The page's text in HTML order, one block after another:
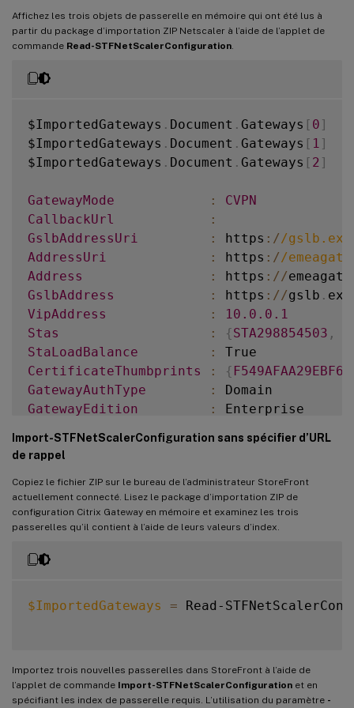
Affichez les trois objets de passerelle en mémoire qui ont été lus à
partir du package d’importation ZIP Netscaler à l’aide de l’applet de
commande Read-STFNetScalerConfiguration
$ImportedGateways . Document . Gateways [ 0 ]
$ImportedGateways . Document . Gateways [ 1 ]
$ImportedGateways . Document . Gateways [ 2 ]
GatewayMode :
CVPN
CallbackUrl
:
GslbAddressUri
: https : / /
AddressUri
: https : / /
Address
: https : / /
GslbAddress
: https : / /gslb .
VipAddress
: 10.0 .0 .1
Stas
: {STA298854503 ,
StaLoadBalance
:
CertificateThumbprints
: {
GatewayAuthType
:
GatewayEdition
:
GatewayMode
CallbackUrl
:
GslbAddressUri
: https:/ /
AddressUri
: https:/
GslbAddress
Stas
: {STA298854503
StaLoadBalance
GatewayEdition
:
ReceiverForWebSites
: { Citrix.
Import-STFNetScalerConfiguration sans spécifier d’URL
de rappel
Copiez le fichier ZIP sur le bureau de l’administrateur StoreFront
actuellement connecté. Lisez le package d’importation ZIP de
configuration Citrix Gateway en mémoire et examinez les trois
passerelles qu’il contient à l’aide de leurs valeurs d’index.
$ImportedGateways = Read-
Importez trois nouvelles passerelles dans StoreFront à l’aide de
l’applet de commande Import-STFNetScalerConfiguration et en
spécifiant les index de passerelle requis. L’utilisation du paramètre -